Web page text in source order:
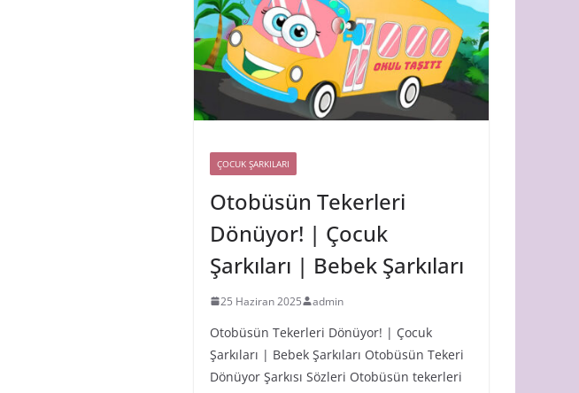
ÇOCUK ŞARKILARI
Otobüsün Tekerleri
Dönüyor! | Çocuk
Şarkıları | Bebek Şarkıları
25 Haziran 2025 admin
Otobüsün Tekerleri Dönüyor! | Çocuk
Şarkıları | Bebek Şarkıları Otobüsün Tekeri
Dönüyor Şarkısı Sözleri Otobüsün tekerleri